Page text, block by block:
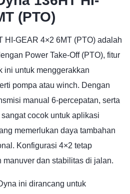
(PTO)
HI-GEAR 4×2 6MT (PTO) adalah
Power Take-Off (PTO), fitur
ini untuk menggerakkan
pompa atau winch. Dengan
manual 6-percepatan, serta
cocok untuk aplikasi
memerlukan daya tambahan
Konfigurasi 4×2 tetap
manuver dan stabilitas di jalan.
ini dirancang untuk